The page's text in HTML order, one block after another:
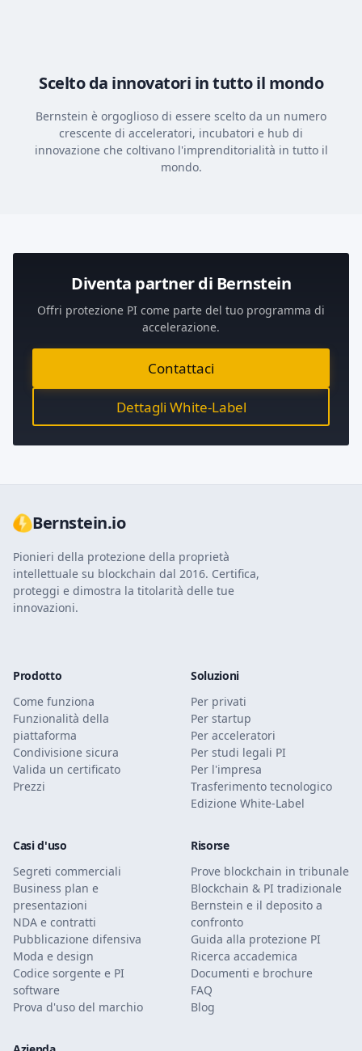
Scelto da innovatori in tutto il mondo
Bernstein è orgoglioso di essere scelto da un numero
crescente di acceleratori, incubatori e hub di
innovazione che coltivano l'imprenditorialità in tutto il
mondo.
Diventa partner di Bernstein
Offri protezione PI come parte del tuo programma di
accelerazione.
Contattaci
Dettagli White-Label
Bernstein.io
Pionieri della protezione della proprietà
intellettuale su blockchain dal 2016. Certifica,
proteggi e dimostra la titolarità delle tue
innovazioni.
Prodotto
Come funziona
Funzionalità della
piattaforma
Condivisione sicura
Valida un certificato
Prezzi
Soluzioni
Per privati
Per startup
Per acceleratori
Per studi legali PI
Per l'impresa
Trasferimento tecnologico
Edizione White-Label
Casi d'uso
Segreti commerciali
Business plan e
presentazioni
NDA e contratti
Pubblicazione difensiva
Moda e design
Codice sorgente e PI
software
Prova d'uso del marchio
Risorse
Prove blockchain in tribunale
Blockchain & PI tradizionale
Bernstein e il deposito a
confronto
Guida alla protezione PI
Ricerca accademica
Documenti e brochure
FAQ
Blog